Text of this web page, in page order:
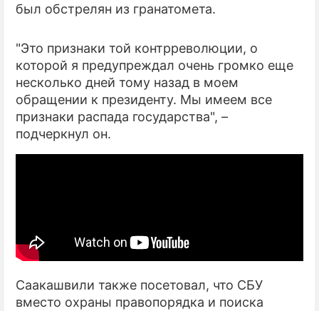
был обстрелян из гранатомета.
"Это признаки той контрреволюции, о
которой я предупреждал очень громко еще
несколько дней тому назад в моем
обращении к президенту. Мы имеем все
признаки распада государства", –
подчеркнул он.
Саакашвили также посетовал, что СБУ
вместо охраны правопорядка и поиска